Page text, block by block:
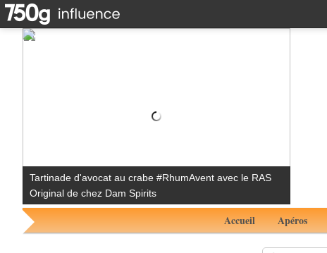
Tartinade d'avocat au crabe #RhumAvent avec le RAS
Original de chez Dam Spirits
Accueil Apéros